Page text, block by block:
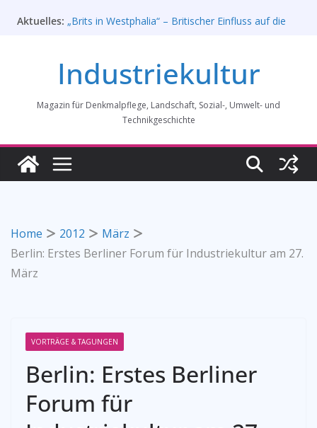
Inhalt
Aktuelles: „Brits in Westphalia“ – Britischer Einfluss auf die
werden – Erfolgreiche Demo am 1. August 2026
Prof. Dr. Rainer Slotta (1.5.1946-16.6.2026)
Vereins für Gussstahlfabrikation 1860 -1945:
Ausstellung in Bochum vom 28. Mai 2026 bis 31.
Rahmenprogramm der Tagung des
Bundesverbands Industriekultur in Augsburg 11/26
Industriekultur
Magazin für Denkmalpflege, Landschaft, Sozial-, Umwelt- und
Technikgeschichte
Home 2012
März
­Berlin: Erstes Berliner Forum für Industriekultur am 27.
März
VORTRÄGE & TAGUNGEN
­Berlin: Erstes Berliner
Forum für